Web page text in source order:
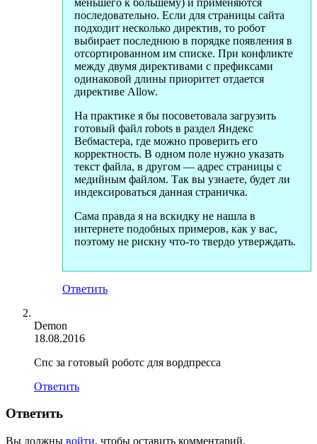
последовательно. Если для страницы сайта
подходит несколько директив, то робот
выбирает последнюю в порядке появления в
отсортированном им списке. При конфликте
между двумя директивами с префиксами
одинаковой длины приоритет отдается
директиве Allow.
На практике я бы посоветовала загрузить
готовый файл robots в раздел Яндекс
Вебмастера, где можно проверить его
корректность. В одном поле нужно указать
текст файла, в другом — адрес страницы с
медийным файлом. Так вы узнаете, будет ли
индексироваться данная страничка.
Сама правда я на вскидку не нашла в
интернете подобных примеров, как у вас,
поэтому не рискну что-то твердо утверждать.
Ответить
Demon
18.08.2016
Спс за готовый роботс для вордпресса
Ответить
Ответить
Вы должны войти, чтобы оставить комментарий.